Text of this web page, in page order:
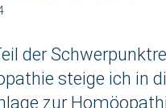
der
steige ich in
zur